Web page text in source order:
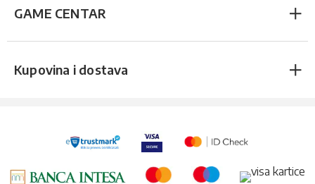
GAME CENTAR
Kupovina i dostava